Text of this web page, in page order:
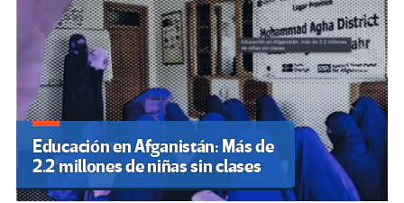
Educación en Afganistán: Más de
2.2 millones de niñas sin clases